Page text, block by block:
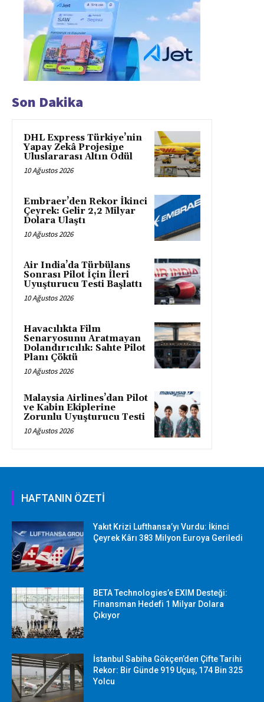
Son Dakika
DHL Express Türkiye’nin
Yapay Zekâ Projesine
Uluslararası Altın Ödül
10 Ağustos 2026
Embraer’den Rekor İkinci
Çeyrek: Gelir 2,2 Milyar
Dolara Ulaştı
10 Ağustos 2026
Air India’da Türbülans
Sonrası Pilot İçin İleri
Uyuşturucu Testi Başlattı
10 Ağustos 2026
Havacılıkta Film
Senaryosunu Aratmayan
Dolandırıcılık: Sahte Pilot
Planı Çöktü
10 Ağustos 2026
Malaysia Airlines’dan Pilot
ve Kabin Ekiplerine
Zorunlu Uyuşturucu Testi
10 Ağustos 2026
HAFTANIN ÖZETİ
Yakıt Krizi Lufthansa’yı Vurdu: İkinci
Çeyrek Kârı 383 Milyon Euroya Geriledi
BETA Technologies’e EXIM Desteği:
Finansman Hedefi 1 Milyar Dolara
Çıkıyor
İstanbul Sabiha Gökçen’den Çifte Tarihi
Rekor: Bir Günde 919 Uçuş, 174 Bin 325
Yolcu